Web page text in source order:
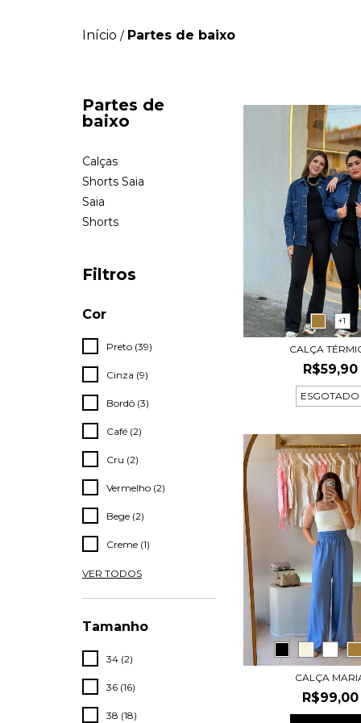
Início / Partes de baixo
Partes de
baixo
Calças
Shorts Saia
Saia
Shorts
Filtros
Cor
Preto (39)
Cinza (9)
Bordô (3)
Café (2)
Cru (2)
Vermelho (2)
Bege (2)
Creme (1)
VER TODOS
Tamanho
34 (2)
36 (16)
38 (18)
+1
CALÇA
R$59,90
ESGOTADO
CALÇA
R$99,00